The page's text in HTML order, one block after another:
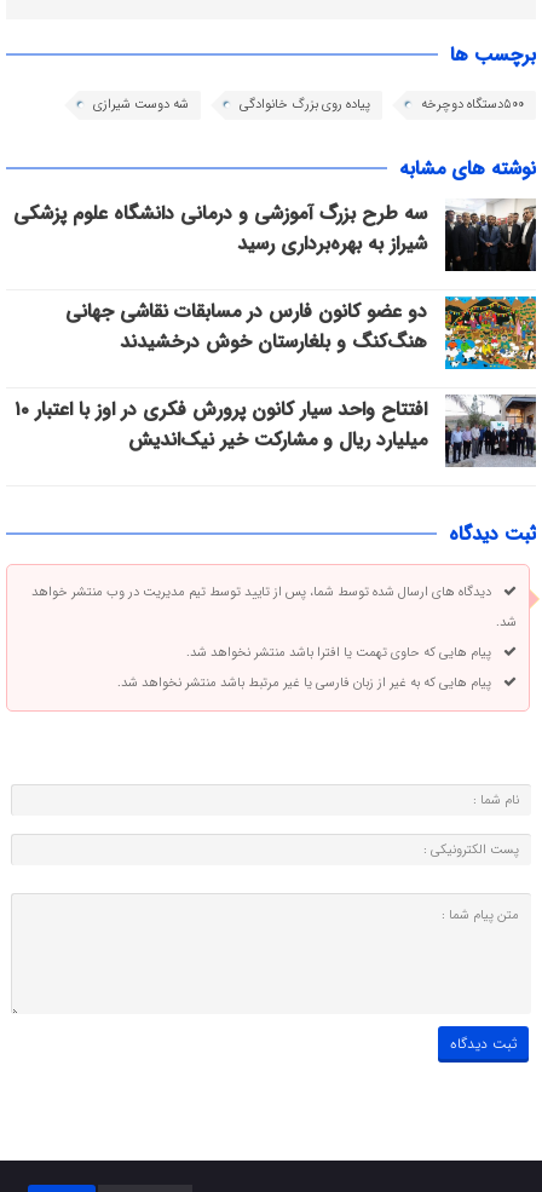
برچسب ها
۵۰۰دستگاه دوچرخه پیاده روی بزرگ خانوادگی شه دوست شیرازی
نوشته های مشابه
سه طرح بزرگ آموزشی و درمانی دانشگاه علوم پزشکی
شیراز به بهره‌برداری رسید
دو عضو کانون فارس در مسابقات نقاشی جهانی
هنگ‌کنگ و بلغارستان خوش درخشیدند
افتتاح واحد سیار کانون پرورش فکری در اوز با اعتبار ۱۰
میلیارد ریال و مشارکت خیر نیک‌اندیش
ثبت دیدگاه
دیدگاه های ارسال شده توسط شما، پس از تایید توسط تیم مدیریت در وب منتشر خواهد
شد.
پیام هایی که حاوی تهمت یا افترا باشد منتشر نخواهد شد.
پیام هایی که به غیر از زبان فارسی یا غیر مرتبط باشد منتشر نخواهد شد.